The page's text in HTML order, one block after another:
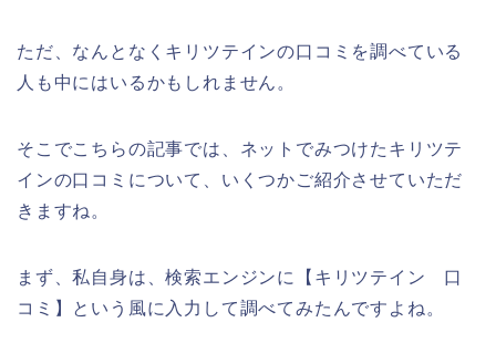
ただ、なんとなくキリツテインの口コミを調べている
人も中にはいるかもしれません。
そこでこちらの記事では、ネットでみつけたキリツテ
インの口コミについて、いくつかご紹介させていただ
きますね。
まず、私自身は、検索エンジンに【キリツテイン 口
コミ】という風に入力して調べてみたんですよね。